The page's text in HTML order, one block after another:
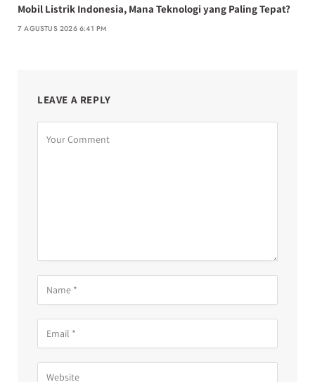
Mobil Listrik Indonesia, Mana Teknologi yang Paling Tepat?
7 AGUSTUS 2026 6:41 PM
LEAVE A REPLY